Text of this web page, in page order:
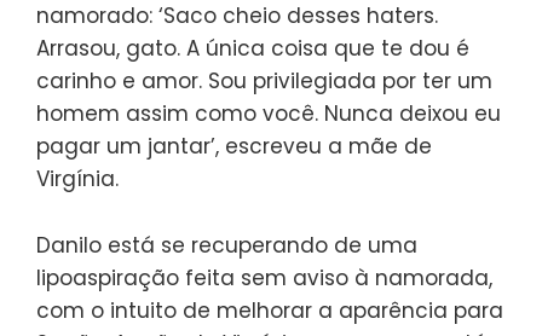
namorado: ‘Saco cheio desses haters.
Arrasou, gato. A única coisa que te dou é
carinho e amor. Sou privilegiada por ter um
homem assim como você. Nunca deixou eu
pagar um jantar’, escreveu a mãe de
Virgínia.
Danilo está se recuperando de uma
lipoaspiração feita sem aviso à namorada,
com o intuito de melhorar a aparência para